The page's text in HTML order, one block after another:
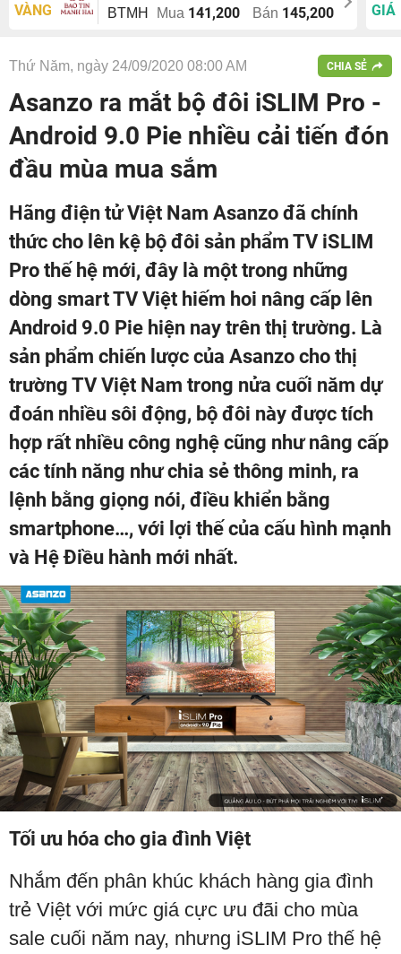
VÀNG
BTMH Mua 141,200 Bán 145,200
GIÁ
Thứ Năm, ngày 24/09/2020 08:00 AM CHIA SẺ
Asanzo ra mắt bộ đôi iSLIM Pro -
Android 9.0 Pie nhiều cải tiến đón
đầu mùa mua sắm
Hãng điện tử Việt Nam Asanzo đã chính
thức cho lên kệ bộ đôi sản phẩm TV iSLIM
Pro thế hệ mới, đây là một trong những
dòng smart TV Việt hiếm hoi nâng cấp lên
Android 9.0 Pie hiện nay trên thị trường. Là
sản phẩm chiến lược của Asanzo cho thị
trường TV Việt Nam trong nửa cuối năm dự
đoán nhiều sôi động, bộ đôi này được tích
hợp rất nhiều công nghệ cũng như nâng cấp
các tính năng như chia sẻ thông minh, ra
lệnh bằng giọng nói, điều khiển bằng
smartphone…, với lợi thế của cấu hình mạnh
và Hệ Điều hành mới nhất.
Tối ưu hóa cho gia đình Việt
Nhắm đến phân khúc khách hàng gia đình
trẻ Việt với mức giá cực ưu đãi cho mùa
sale cuối năm nay, nhưng iSLIM Pro thế hệ